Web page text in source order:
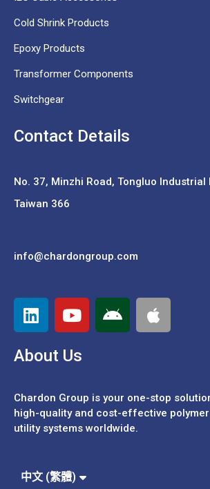
Cold Shrink Products
Epoxy Products
Transformer Components
Switchgear
Contact Details
No. 37, Minzhi Road, Tongluo Industrial
Taiwan 366
info@chardongroup.com
About Us
Chardon Group is your one-stop
high-quality and cost-effective
utility systems worldwide.
中文 (繁體)
Español
English